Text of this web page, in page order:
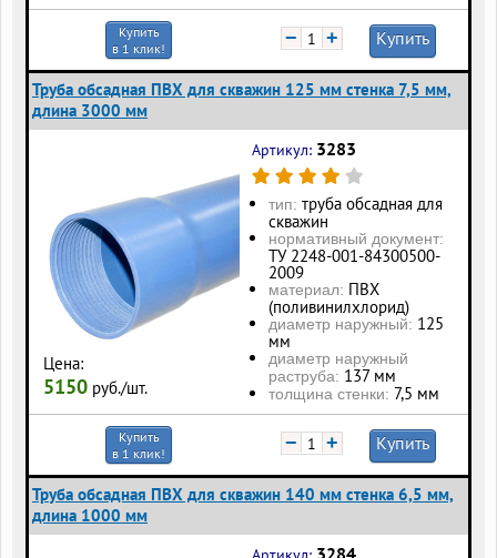
Купить
в 1 клик!
− + Купить
Труба обсадная ПВХ для скважин 125 мм стенка 7,5 мм,
длина 3000 мм
Цена:
5150 руб./шт.
Артикул: 3283
тип: труба обсадная для
скважин
нормативный документ:
ТУ 2248-001-84300500-
2009
материал: ПВХ
(поливинилхлорид)
диаметр наружный: 125
мм
диаметр наружный
раструба: 137 мм
толщина стенки: 7,5 мм
Купить
в 1 клик!
− + Купить
Труба обсадная ПВХ для скважин 140 мм стенка 6,5 мм,
длина 1000 мм
3284